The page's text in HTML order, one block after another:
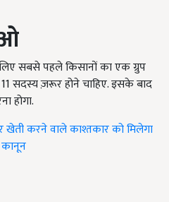
सबसे पहले किसानों का एक ग्रुप
सदस्य ज़रूर होने चाहिए. इसके बाद
होगा.
करने वाले काश्तकार को मिलेगा
कानून